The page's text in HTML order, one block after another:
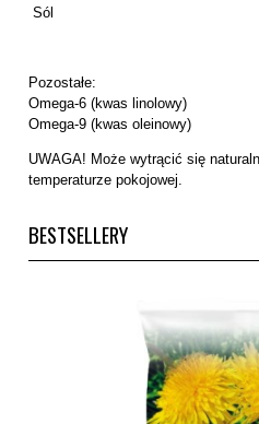
Sól
Pozostałe:
Omega-6 (kwas linolowy)
Omega-9 (kwas oleinowy)
UWAGA! Może wytrącić się
temperaturze pokojowej.
BESTSELLERY